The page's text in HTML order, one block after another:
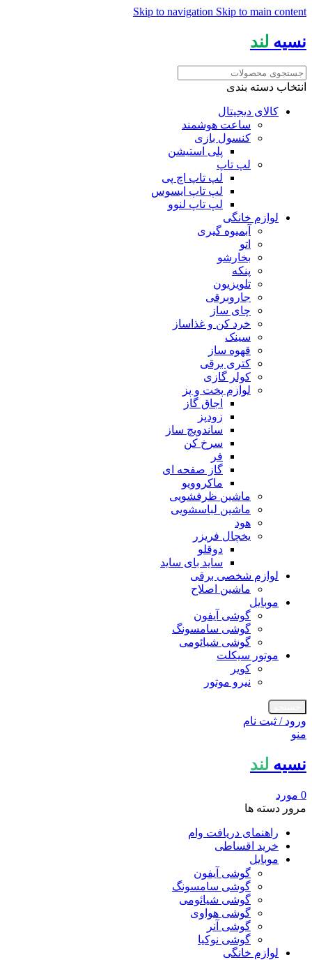
Skip to navigation Skip to main content
نسیه لند
انتخاب دسته بندی
کالای دیجیتال
ساعت هوشمند
کنسول بازی
پلی استیشن
لپ تاپ
لپ تاپ اچ پی
لپ تاپ ایسوس
لپ تاپ لنوو
لوازم خانگی
آبمیوه گیری
اتو
بخارشو
پنکه
تلویزیون
جاروبرقی
چای ساز
خرد کن و غذاساز
سینک
قهوه ساز
کتری برقی
کولر گازی
لوازم پخت و پز
اجاق گاز
زودپز
ساندویچ ساز
سرخ کن
فر
گاز صفحه ای
ماکروویو
ماشین ظرفشویی
ماشین لباسشویی
هود
یخچال فریزر
دوقلو
ساید بای ساید
لوازم شخصی برقی
ماشین اصلاح
موبایل
گوشی آیفون
گوشی سامسونگ
گوشی شیائومی
موتور سیکلت
کویر
نیرو موتور
ورود / ثبت نام
منو
نسیه لند
0 مورد
مرور دسته ها
راهنمای دریافت وام
خرید اقساطی
موبایل
گوشی آیفون
گوشی سامسونگ
گوشی شیائومی
گوشی هواوی
گوشی آنر
گوشی نوکیا
لوازم خانگی